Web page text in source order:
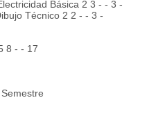
Básica 2 3 - - 3 -
Técnico 2 2 - - 3 -
8 - - 17